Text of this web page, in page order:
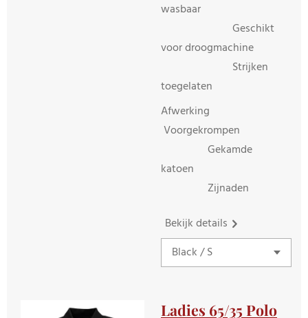
wasbaar
Geschikt
voor droogmachine
Strijken
toegelaten
Afwerking
Voorgekrompen
Gekamde
katoen
Zijnaden
Bekijk details
Ladies 65/35 Polo